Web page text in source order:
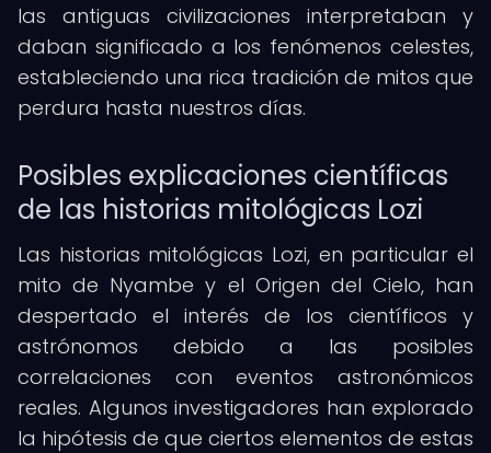
las antiguas civilizaciones interpretaban y
daban significado a los fenómenos celestes,
estableciendo una rica tradición de mitos que
perdura hasta nuestros días.
Posibles explicaciones científicas
de las historias mitológicas Lozi
Las historias mitológicas Lozi, en particular el
mito de Nyambe y el Origen del Cielo, han
despertado el interés de los científicos y
astrónomos debido a las posibles
correlaciones con eventos astronómicos
reales. Algunos investigadores han explorado
la hipótesis de que ciertos elementos de estas